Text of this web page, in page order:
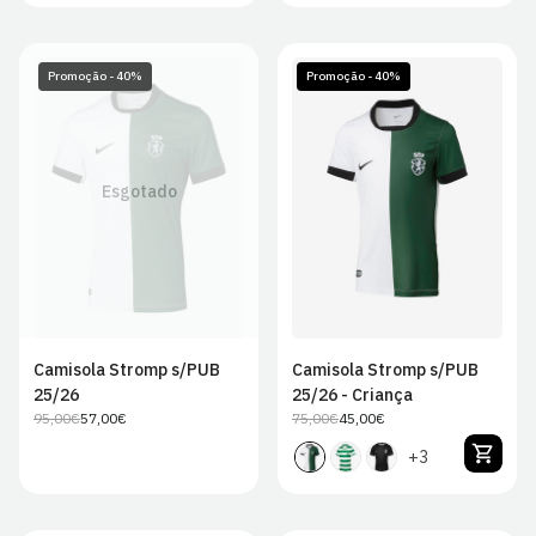
Promoção - 40%
Esgotado
Camisola Stromp s/PUB
25/26
Preço
95,00€Preço
57,00€
Promoção - 40%
Camisola Stromp s/PUB
25/26 - Criança
Preço
regular
75,00€Preço
de
venda
45,00€
+3